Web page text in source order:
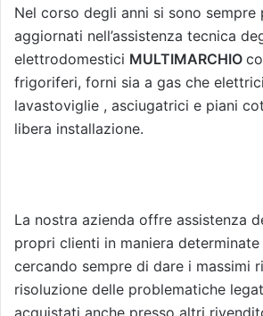
Nel corso degli anni si sono sempre
aggiornati nell’assistenza tecnica
elettrodomestici MULTIMARCHIO
frigoriferi, forni sia a gas che
lavastoviglie , asciugatrici e piani
libera installazione.
La nostra azienda offre assistenza
propri clienti in maniera
cercando sempre di dare i massimi
risoluzione delle problematiche